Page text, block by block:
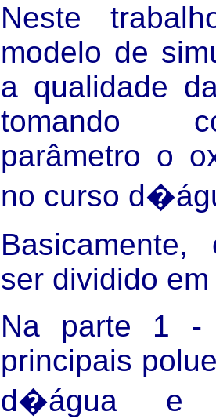
Neste
modelo de
a qualidade
tomando
parâmetro o
no curso
ser dividido
Na parte 1 -
principais
d�água e